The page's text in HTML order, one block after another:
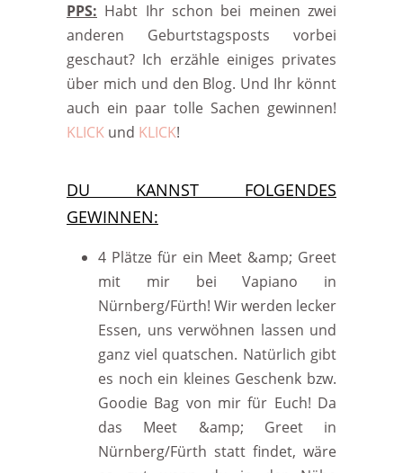
PPS: Habt Ihr schon bei meinen zwei
anderen Geburtstagsposts vorbei
geschaut? Ich erzähle einiges privates
über mich und den Blog. Und Ihr könnt
auch ein paar tolle Sachen gewinnen!
KLICK und KLICK!
DU KANNST FOLGENDES
GEWINNEN:
4 Plätze für ein Meet &amp; Greet
mit mir bei Vapiano in
Nürnberg/Fürth! Wir werden lecker
Essen, uns verwöhnen lassen und
ganz viel quatschen. Natürlich gibt
es noch ein kleines Geschenk bzw.
Goodie Bag von mir für Euch! Da
das Meet &amp; Greet in
Nürnberg/Fürth statt findet, wäre